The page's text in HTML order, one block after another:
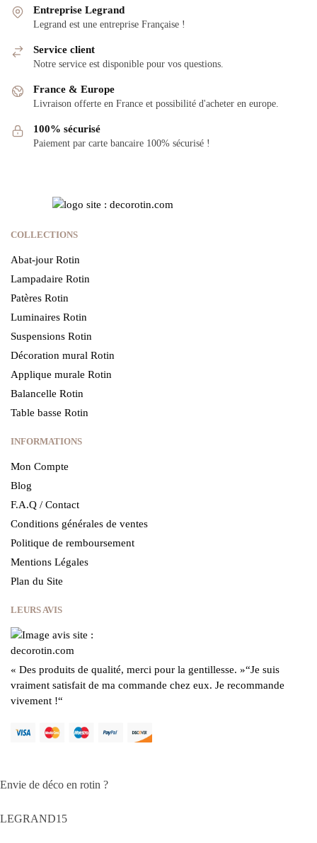
options
peuvent
choisies
la
page
du
produit
Entreprise Legrand
Legrand est une entreprise Française !
Service client
Notre service est disponible pour vos questions.
France & Europe
Livraison offerte en France et possibilité d'acheter en europe.
100% sécurisé
Paiement par carte bancaire 100% sécurisé !
COLLECTIONS
Abat-jour Rotin
Lampadaire Rotin
Patères Rotin
Luminaires Rotin
Suspensions Rotin
Décoration mural Rotin
Applique murale Rotin
Balancelle Rotin
Table basse Rotin
INFORMATIONS
Mon Compte
Blog
F.A.Q / Contact
Conditions générales de ventes
Politique de remboursement
Mentions Légales
Plan du Site
LEURS AVIS
« Des produits de qualité, merci pour la gentillesse. »“Je suis
vraiment satisfait de ma commande chez eux. Je recommande
vivement !“
Envie de déco en rotin ?
LEGRAND15